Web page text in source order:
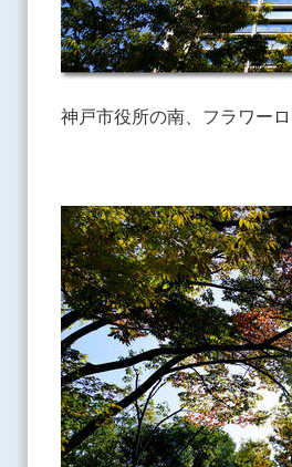
神戸市役所の南、フラワー